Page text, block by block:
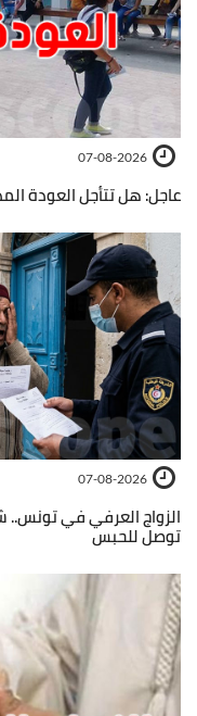
07-08-2026
عاجل: هل تتأجل العودة
07-08-2026
الزواج العرفي في تونس..
توصل للحبس